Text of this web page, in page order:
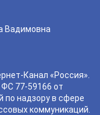
Вадимовна
Канал «Россия».
77-59166 от
по надзору в сфере
коммуникаций.